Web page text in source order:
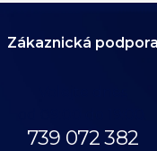
Zákaznická podpora
739 072 382